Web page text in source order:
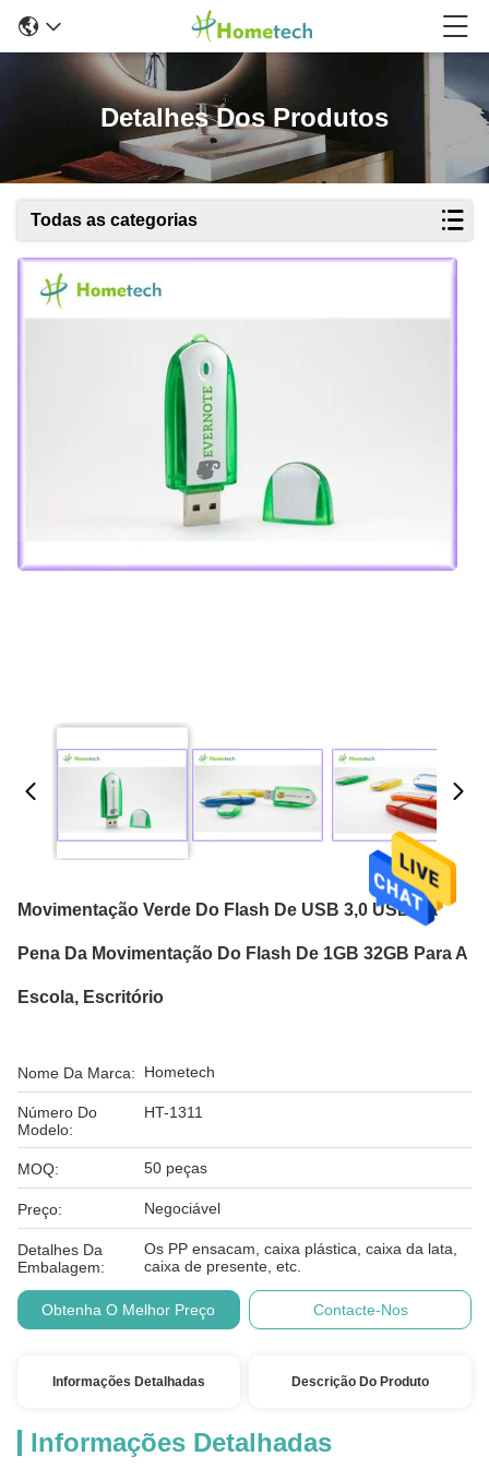
Detalhes Dos Produtos
Todas as categorias
Movimentação Verde Do Flash De USB 3,0 USB Da
Pena Da Movimentação Do Flash De 1GB 32GB Para A
Escola, Escritório
Nome Da Marca: Hometech
Número Do
Modelo:
HT-1311
MOQ: 50 peças
Preço: Negociável
Detalhes Da
Embalagem:
Os PP ensacam, caixa plástica, caixa da lata,
caixa de presente, etc.
Obtenha O Melhor Preço Contacte-Nos
Informações Detalhadas Descrição Do Produto
Informações Detalhadas